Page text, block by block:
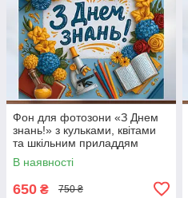
Фон для фотозони «З Днем
знань!» з кульками, квітами
та шкільним приладдям
120x120см, №41114
В наявності
650 ₴ 750 ₴